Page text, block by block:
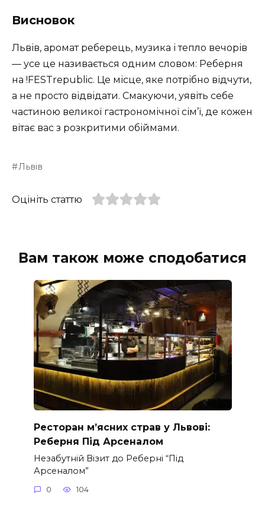
Висновок
Львів, аромат реберець, музика і тепло вечорів
— усе це називається одним словом: Реберня
на !FESTrepublic. Це місце, яке потрібно відчути,
а не просто відвідати. Смакуючи, уявіть себе
частиною великої гастрономічної сім’ї, де кожен
вітає вас з розкритими обіймами.
Львів
Оцініть статтю
Вам також може сподобатися
Ресторан м’ясних страв у Львові:
Реберня Під Арсеналом
Незабутній Візит до Реберні “Під
Арсеналом”
0 104